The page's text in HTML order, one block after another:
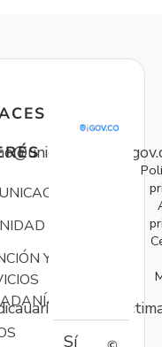
Y
Sí